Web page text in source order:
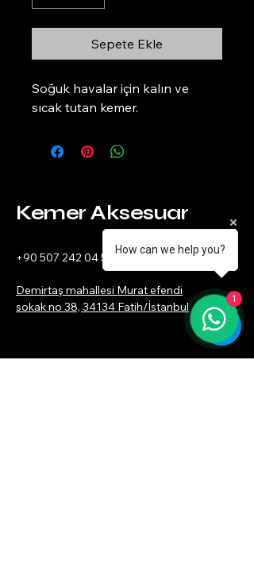
Sepete Ekle
Soğuk havalar için kalın ve
sıcak tutan kemer.
Kemer Aksesuar
+90 507 242 04 59
Demirtaş mahallesi Murat efendi
sokak no 38, 34134 Fatih/İstanbul
How can we help you?
1